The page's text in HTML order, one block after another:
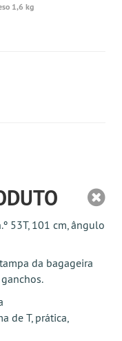
1,6 kg
53T, 101 cm, ângulo
da bagageira
de T, prática,